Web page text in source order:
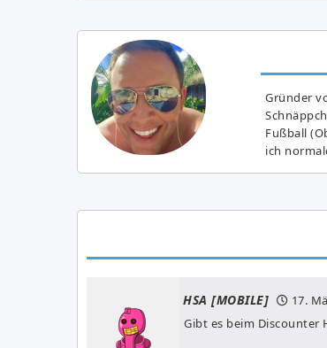
Gründer
Fußball
ich
HSA [MOBILE] 17.
Gibt es beim Discounter